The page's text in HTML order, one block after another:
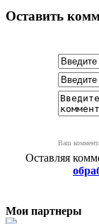
Оставить
Ваш
Оставляя
Мои партнеры